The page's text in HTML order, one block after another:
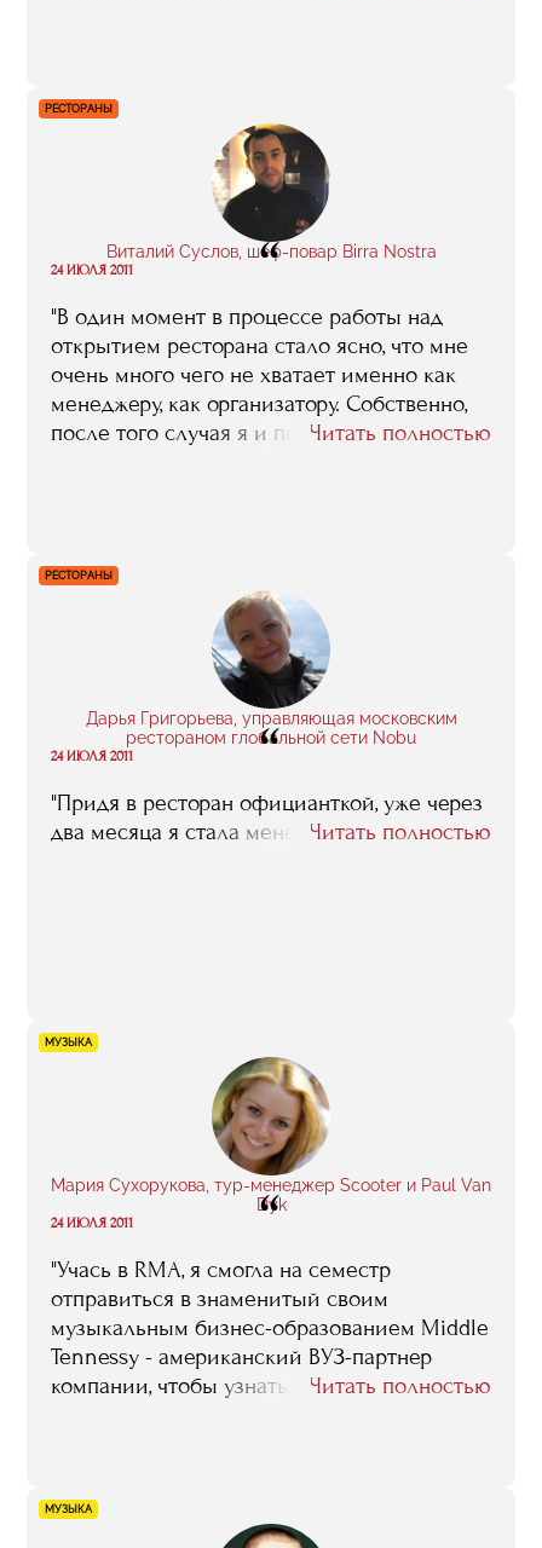
РЕСТОРАНЫ
Виталий Суслов, шеф-повар Birra Nostra
“
24 ИЮЛЯ 2011
"В один момент в процессе работы над
открытием ресторана стало ясно, что мне
очень много чего не хватает именно как
менеджеру, как организатору. Собственно,
после того случая я и пошел учится в RMA,
Читать полностью
РЕСТОРАНЫ
Дарья Григорьева, управляющая московским
рестораном глобальной сети Nobu
“
24 ИЮЛЯ 2011
"Придя в ресторан официанткой, уже через
два месяца я стала менеджером".Читать полностью
МУЗЫКА
Мария Сухорукова, тур-менеджер Scooter и Paul Van
Dyk
“
24 ИЮЛЯ 2011
"Учась в RMA, я смогла на семестр
отправиться в знаменитый своим
музыкальным бизнес-образованием Middle
Tennessy - американский ВУЗ-партнер
компании, чтобы узнать, как построена
Читать полностью
МУЗЫКА